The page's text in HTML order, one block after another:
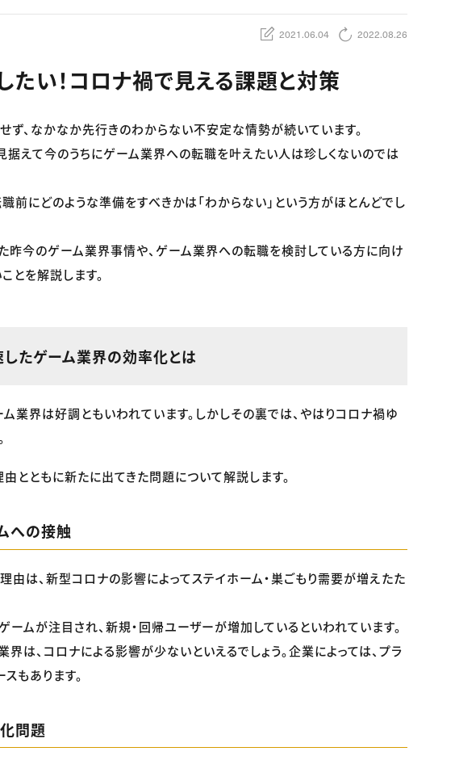
2021.06.04 2022.08.26
たい！コロナ禍で見える課題と対策
ず、なかなか先行きのわからない不安定な情勢が続いています。
据えて今のうちにゲーム業界への転職を叶えたい人は珍しくないのでは
前にどのような準備をすべきかは「わからない」という方がほとんどでし
昨今のゲーム業界事情や、ゲーム業界への転職を検討している方に向け
とを解説します。
たゲーム業界の効率化とは
業界は好調ともいわれています。しかしその裏では、やはりコロナ禍ゆ
とともに新たに出てきた問題について解説します。
への接触
由は、新型コロナの影響によってステイホーム・巣ごもり需要が増えたた
ームが注目され、新規・回帰ユーザーが増加しているといわれています。
は、コロナによる影響が少ないといえるでしょう。企業によっては、プラ
もあります。
問題